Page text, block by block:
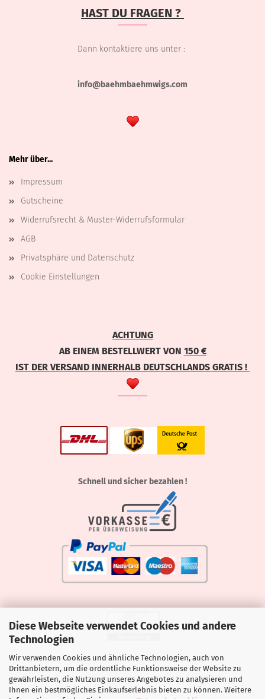
Diese Webseite verwendet Cookies und andere
Technologien
Wir verwenden Cookies und ähnliche Technologien, auch von
Drittanbietern, um die ordentliche Funktionsweise der Website zu
gewährleisten, die Nutzung unseres Angebotes zu analysieren und
Ihnen ein bestmögliches Einkaufserlebnis bieten zu können. Weitere
HAST DU FRAGEN ?
Dann kontaktiere uns unter :
info@baehmbaehmwigs.com
Mehr über...
Impressum
Gutscheine
Widerrufsrecht & Muster-Widerrufsformular
AGB
Privatsphäre und Datenschutz
Cookie Einstellungen
ACHTUNG
AB EINEM BESTELLWERT VON 150 €
IST DER VERSAND INNERHALB DEUTSCHLANDS GRATIS !
Schnell und sicher bezahlen !